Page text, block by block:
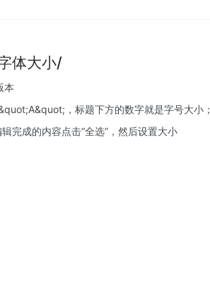
体大小/
本
，标题下方的数字就是字号大小；
完成的内容点击“全选”，然后设置大小